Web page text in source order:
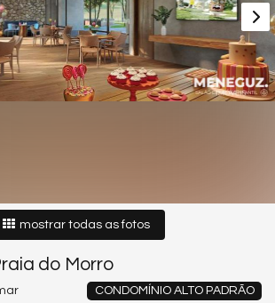
mostrar todas as fotos
do Morro
CONDOMÍNIO ALTO PADRÃO